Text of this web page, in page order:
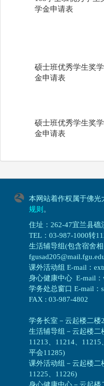
学金申请表
硕士班优秀学生奖学
金申请表
硕士班优秀学生奖学
金申请表
本网站着作权属于佛光
规则 。
住址：262-47宜兰县
TEL：03-987-1000转
生活辅导组(包含宿舍相
课外活动组 E-mail：
身心健康中心 E-mail：
学务处总窗口 E-mail：
FAX : 03-987-4802
学务长室－云起楼二楼
生活辅导组 － 云起楼二
11213、11214、
平会11285)
课外活动组 － 云起楼二
11225、11226)
身心健康中心 － 云起楼